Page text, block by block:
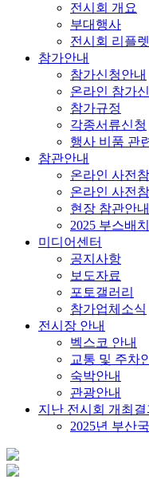
전시회 개요
부대행사
전시회 리플렛
참가안내
참가신청안내
온라인 참가
참가규정
각종서류신청
행사 비품 관
참관안내
온라인 사전
온라인 사전
현장 참관안내
2025 부스배
미디어센터
공지사항
보도자료
포토갤러리
참가업체소식
전시장 안내
벡스코 안내
교통 및 주차
숙박안내
관광안내
지난 전시회 개최결
2025년 부산